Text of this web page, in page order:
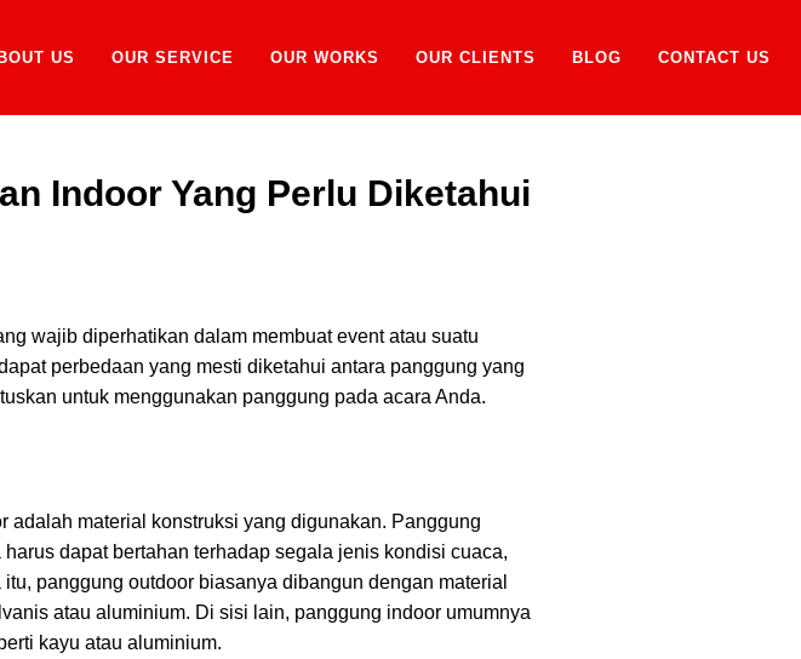
US OUR SERVICE OUR WORKS OUR CLIENTS BLOG CONTACT US
Indoor Yang Perlu Diketahui
wajib diperhatikan dalam membuat event atau suatu
perbedaan yang mesti diketahui antara panggung yang
untuk menggunakan panggung pada acara Anda.
adalah material konstruksi yang digunakan. Panggung
dapat bertahan terhadap segala jenis kondisi cuaca,
panggung outdoor biasanya dibangun dengan material
atau aluminium. Di sisi lain, panggung indoor umumnya
kayu atau aluminium.